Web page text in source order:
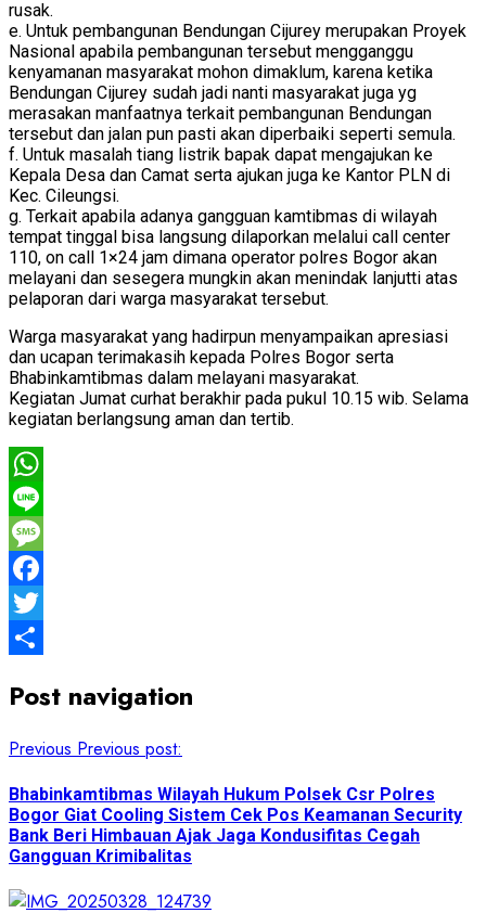
rusak.
e. Untuk pembangunan Bendungan Cijurey merupakan Proyek
Nasional apabila pembangunan tersebut mengganggu
kenyamanan masyarakat mohon dimaklum, karena ketika
Bendungan Cijurey sudah jadi nanti masyarakat juga yg
merasakan manfaatnya terkait pembangunan Bendungan
tersebut dan jalan pun pasti akan diperbaiki seperti semula.
f. Untuk masalah tiang listrik bapak dapat mengajukan ke
Kepala Desa dan Camat serta ajukan juga ke Kantor PLN di
Kec. Cileungsi.
g. Terkait apabila adanya gangguan kamtibmas di wilayah
tempat tinggal bisa langsung dilaporkan melalui call center
110, on call 1×24 jam dimana operator polres Bogor akan
melayani dan sesegera mungkin akan menindak lanjutti atas
pelaporan dari warga masyarakat tersebut.
Warga masyarakat yang hadirpun menyampaikan apresiasi
dan ucapan terimakasih kepada Polres Bogor serta
Bhabinkamtibmas dalam melayani masyarakat.
Kegiatan Jumat curhat berakhir pada pukul 10.15 wib. Selama
kegiatan berlangsung aman dan tertib.
WhatsApp
Line
Message
Facebook
Twitter
Post navigation
Previous Previous post:
Bhabinkamtibmas Wilayah Hukum Polsek Csr Polres
Bogor Giat Cooling Sistem Cek Pos Keamanan Security
Bank Beri Himbauan Ajak Jaga Kondusifitas Cegah
Gangguan Krimibalitas